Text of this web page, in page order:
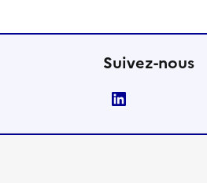
Suivez-nous